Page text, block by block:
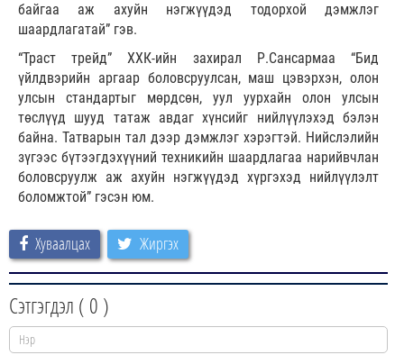
байгаа аж ахуйн нэгжүүдэд тодорхой дэмжлэг
шаардлагатай” гэв.
“Траст трейд” ХХК-ийн захирал Р.Сансармаа “Бид
үйлдвэрийн аргаар боловсруулсан, маш цэвэрхэн, олон
улсын стандартыг мөрдсөн, уул уурхайн олон улсын
төслүүд шууд татаж авдаг хүнсийг нийлүүлэхэд бэлэн
байна. Татварын тал дээр дэмжлэг хэрэгтэй. Нийслэлийн
зүгээс бүтээгдэхүүний техникийн шаардлагаа нарийвчлан
боловсруулж аж ахуйн нэгжүүдэд хүргэхэд нийлүүлэлт
боломжтой” гэсэн юм.
Хуваалцах Жиргэх
Сэтгэгдэл ( 0 )